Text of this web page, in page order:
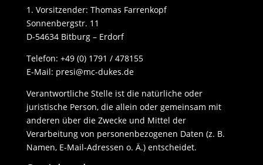
1. Vorsitzender: Thomas Farrenkopf
Sonnenbergstr. 11
D-54634 Bitburg – Erdorf
Telefon: +49 (0) 1791 / 478155
E-Mail: presi@mc-dukes.de
Verantwortliche Stelle ist die natürliche oder
juristische Person, die allein oder gemeinsam mit
anderen über die Zwecke und Mittel der
Verarbeitung von personenbezogenen Daten (z. B.
Namen, E-Mail-Adressen o. Ä.) entscheidet.